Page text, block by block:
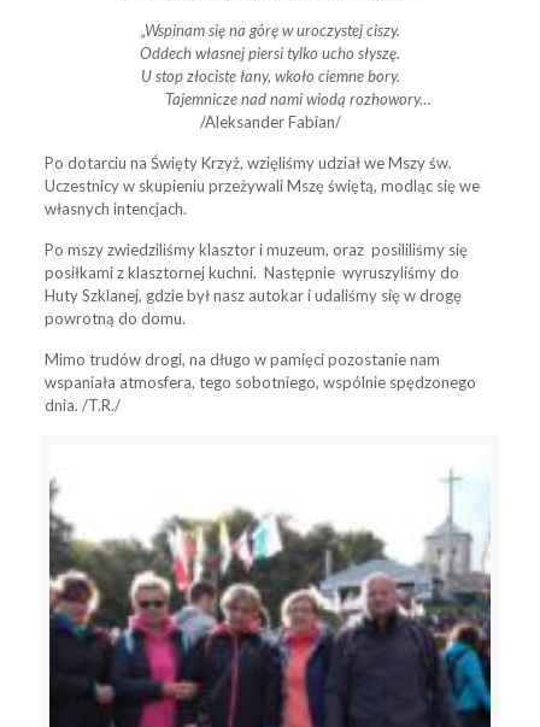
„Wspinam się na górę w uroczystej ciszy.
Oddech własnej piersi tylko ucho słyszę.
U stop złociste łany, wkoło ciemne bory.
Tajemnicze nad nami wiodą rozhowory…
/Aleksander Fabian/
Po dotarciu na Święty Krzyż, wzięliśmy udział we Mszy św.
Uczestnicy w skupieniu przeżywali Mszę świętą, modląc się we
własnych intencjach.
Po mszy zwiedziliśmy klasztor i muzeum, oraz posililiśmy się
posiłkami z klasztornej kuchni. Następnie wyruszyliśmy do
Huty Szklanej, gdzie był nasz autokar i udaliśmy się w drogę
powrotną do domu.
Mimo trudów drogi, na długo w pamięci pozostanie nam
wspaniała atmosfera, tego sobotniego, wspólnie spędzonego
dnia. /T.R./